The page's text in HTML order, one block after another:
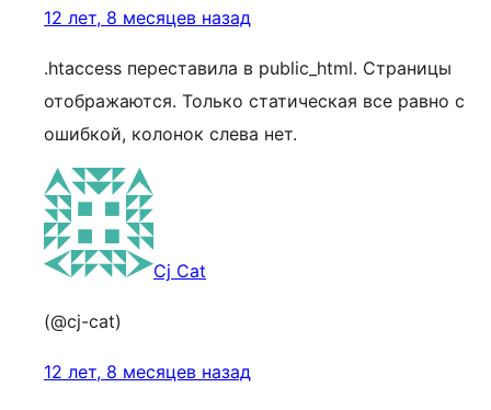
12 лет, 8 месяцев назад
.htaccess переставила в public_html. Страницы
отображаются. Только статическая все равно с
ошибкой, колонок слева нет.
Cj Cat
(@cj-cat)
12 лет, 8 месяцев назад